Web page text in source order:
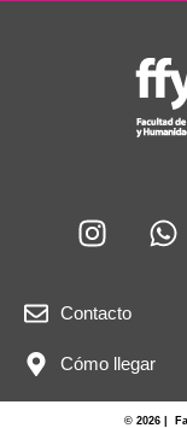
Contacto
Cómo llegar
© 2026 |